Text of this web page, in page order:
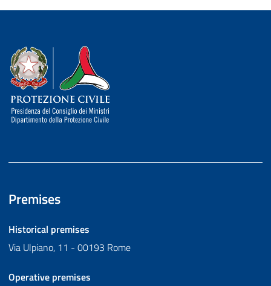
Dipartimento della Protezione Civile
Premises
Historical premises
Via Ulpiano, 11 - 00193 Rome
Operative premises